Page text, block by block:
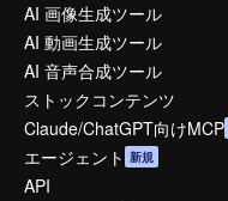
AI 画像生成ツール
AI 動画生成ツール
AI 音声合成ツール
ストックコンテンツ
Claude/ChatGPT向けMCP
エージェント 新規
API